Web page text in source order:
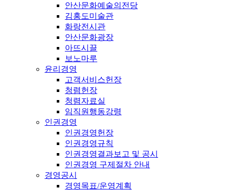
안산문화예술의전당
김홍도미술관
화랑전시관
안산문화광장
아뜨시끌
보노마루
윤리경영
고객서비스헌장
청렴헌장
청렴자료실
임직원행동강령
인권경영
인권경영헌장
인권경영규칙
인권경영결과보고 및 공시
인권경영 구제절차 안내
경영공시
경영목표/운영계획